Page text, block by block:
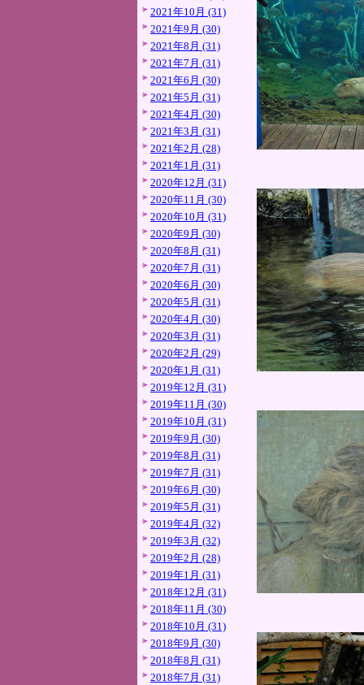
2021年10月 (31)
2021年9月 (30)
2021年8月 (31)
2021年7月 (31)
2021年6月 (30)
2021年5月 (31)
2021年4月 (30)
2021年3月 (31)
2021年2月 (28)
2021年1月 (31)
2020年12月 (31)
2020年11月 (30)
2020年10月 (31)
2020年9月 (30)
2020年8月 (31)
2020年7月 (31)
2020年6月 (30)
2020年5月 (31)
2020年4月 (30)
2020年3月 (31)
2020年2月 (29)
2020年1月 (31)
2019年12月 (31)
2019年11月 (30)
2019年10月 (31)
2019年9月 (30)
2019年8月 (31)
2019年7月 (31)
2019年6月 (30)
2019年5月 (31)
2019年4月 (32)
2019年3月 (32)
2019年2月 (28)
2019年1月 (31)
2018年12月 (31)
2018年11月 (30)
2018年10月 (31)
2018年9月 (30)
2018年8月 (31)
2018年7月 (31)